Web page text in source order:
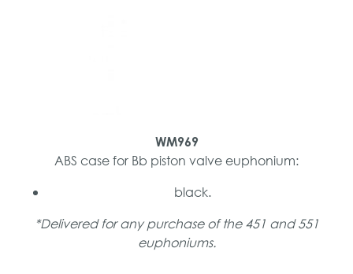
WM969
ABS case for Bb piston valve euphonium:
black.
*Delivered for any purchase of the 451 and 551
euphoniums.